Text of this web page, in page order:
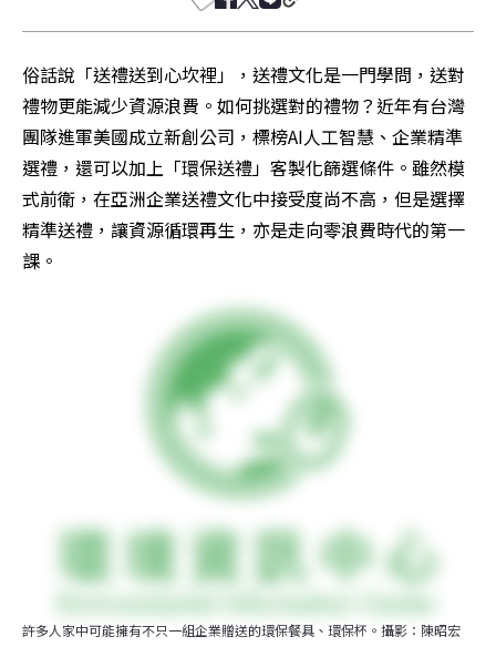
俗話說「送禮送到心坎裡」，送禮文化是一門學問，送對
禮物更能減少資源浪費。如何挑選對的禮物？近年有台灣
團隊進軍美國成立新創公司，標榜AI人工智慧、企業精準
選禮，還可以加上「環保送禮」客製化篩選條件。雖然模
式前衛，在亞洲企業送禮文化中接受度尚不高，但是選擇
精準送禮，讓資源循環再生，亦是走向零浪費時代的第一
課。
許多人家中可能擁有不只一組企業贈送的環保餐具、環保杯。攝影：陳昭宏